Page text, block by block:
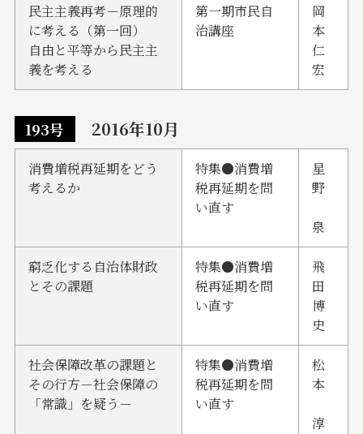
民主主義再考－原理的
に考える（第一回）
自由と平等から民主主
義を考える
第一期市民自
治講座
岡
本
仁
宏
193号 2016年10月
消費増税再延期をどう
考えるか
特集●消費増
税再延期を問
い直す
星
野
泉
窮乏化する自治体財政
とその課題
特集●消費増
税再延期を問
い直す
飛
田
博
史
社会保障改革の課題と
その行方－社会保障の
「常識」を疑う－
特集●消費増
税再延期を問
い直す
松
本
淳